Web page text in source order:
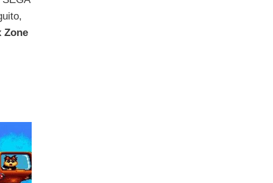
Zone